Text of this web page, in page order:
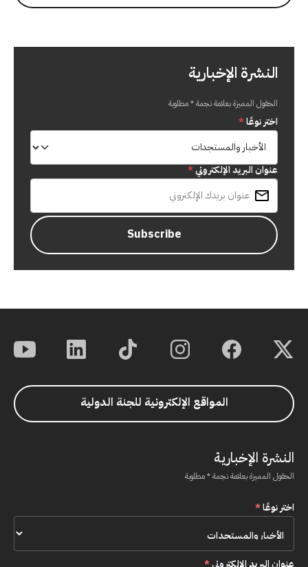
النشرة الإخبارية
الحقول المميزة بعلامة نجمة * مطلوبة
اختر نوعًا*
عنوان البريد الإلكتروني*
المواقع الإلكترونية للجنة الدولية
النشرة الإخبارية
الحقول المميزة بعلامة نجمة * مطلوبة
اختر نوعًا*
عنوان البريد الإلكتروني*